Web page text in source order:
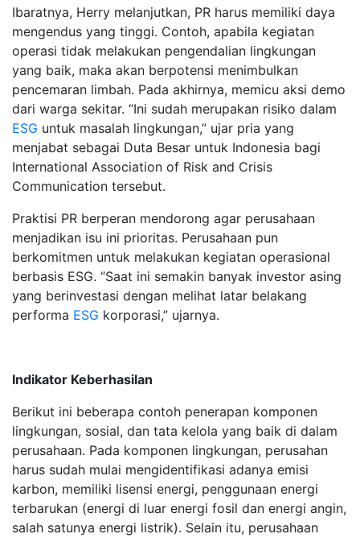
Ibaratnya, Herry melanjutkan, PR harus memiliki daya
mengendus yang tinggi. Contoh, apabila kegiatan
operasi tidak melakukan pengendalian lingkungan
yang baik, maka akan berpotensi menimbulkan
pencemaran limbah. Pada akhirnya, memicu aksi demo
dari warga sekitar. “Ini sudah merupakan risiko dalam
ESG untuk masalah lingkungan,” ujar pria yang
menjabat sebagai Duta Besar untuk Indonesia bagi
International Association of Risk and Crisis
Communication tersebut.
Praktisi PR berperan mendorong agar perusahaan
menjadikan isu ini prioritas. Perusahaan pun
berkomitmen untuk melakukan kegiatan operasional
berbasis ESG. “Saat ini semakin banyak investor asing
yang berinvestasi dengan melihat latar belakang
performa ESG korporasi,” ujarnya.
Indikator Keberhasilan
Berikut ini beberapa contoh penerapan komponen
lingkungan, sosial, dan tata kelola yang baik di dalam
perusahaan. Pada komponen lingkungan, perusahan
harus sudah mulai mengidentifikasi adanya emisi
karbon, memiliki lisensi energi, penggunaan energi
terbarukan (energi di luar energi fosil dan energi angin,
salah satunya energi listrik). Selain itu, perusahaan